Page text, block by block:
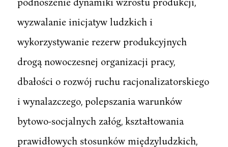
wyzwalanie inicjatyw ludzkich i
wykorzystywanie rezerw produkcyjnych
drogą nowoczesnej organizacji pracy,
dbałości o rozwój ruchu racjonalizatorskiego
i wynalazczego, polepszania warunków
bytowo-socjalnych załóg, kształtowania
prawidłowych stosunków międzyludzkich,